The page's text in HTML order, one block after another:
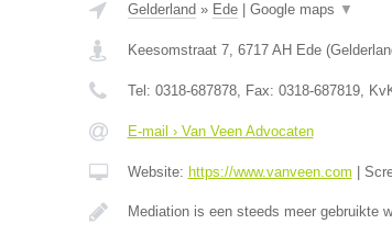
Gelderland » Ede| Google maps ▼
Keesomstraat 7, 6717 AH Ede(
Tel: 0318-687878, Fax: 0318-687819,
E-mail › Van Veen Advocaten
Website: https://www.vanveen.com
Mediation is een steeds meer gebruikte